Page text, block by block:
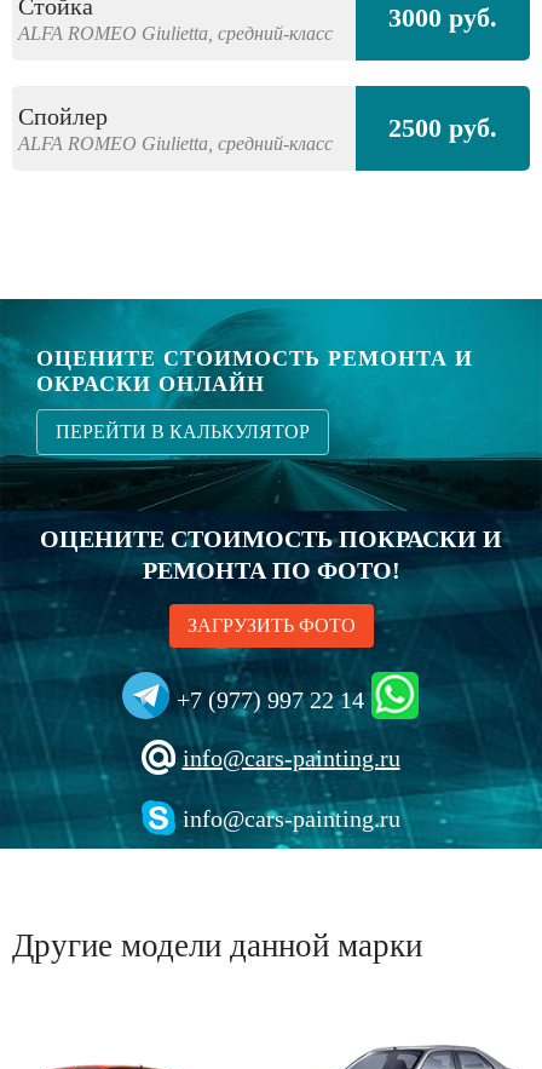
Стойка
ALFA ROMEO Giulietta, средний-класс 3000 руб.
Спойлер
ALFA ROMEO Giulietta, средний-класс 2500 руб.
ОЦЕНИТЕ СТОИМОСТЬ РЕМОНТА И
ОКРАСКИ ОНЛАЙН
ПЕРЕЙТИ В КАЛЬКУЛЯТОР
ОЦЕНИТЕ СТОИМОСТЬ ПОКРАСКИ И
РЕМОНТА ПО ФОТО!
ЗАГРУЗИТЬ ФОТО
+7 (977) 997 22 14
info@cars-painting.ru
info@cars-painting.ru
Другие модели данной марки